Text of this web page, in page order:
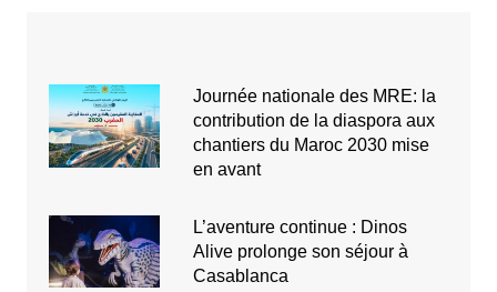
Journée nationale des MRE: la
contribution de la diaspora aux
chantiers du Maroc 2030 mise
en avant
L’aventure continue : Dinos
Alive prolonge son séjour à
Casablanca